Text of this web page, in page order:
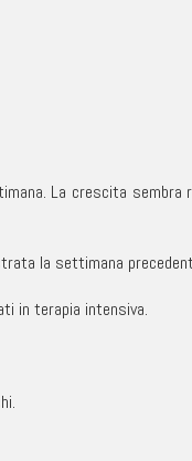
La crescita sembra
la settimana
in terapia intensiva.